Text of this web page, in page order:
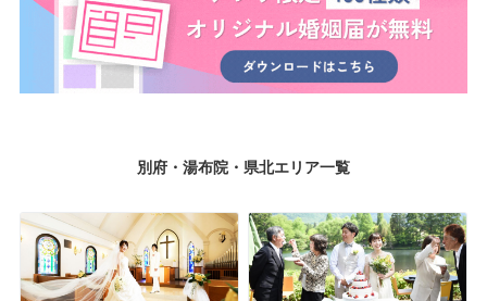
別府・湯布院・県北エリア一覧